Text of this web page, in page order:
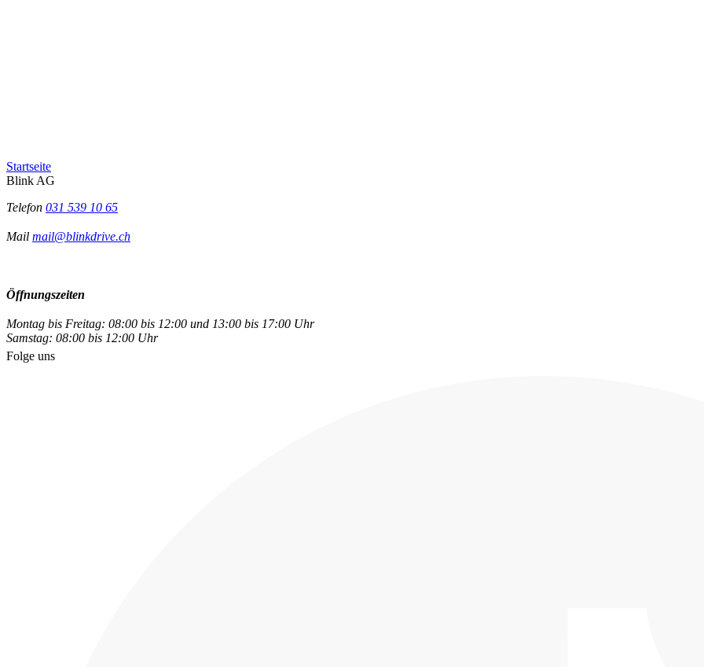
Startseite
Blink AG
Telefon 031 539 10 65
Mail mail@blinkdrive.ch
Öffnungszeiten
Montag bis Freitag: 08:00 bis 12:00 und 13:00 bis 17:00 Uhr
Samstag: 08:00 bis 12:00 Uhr
Folge uns